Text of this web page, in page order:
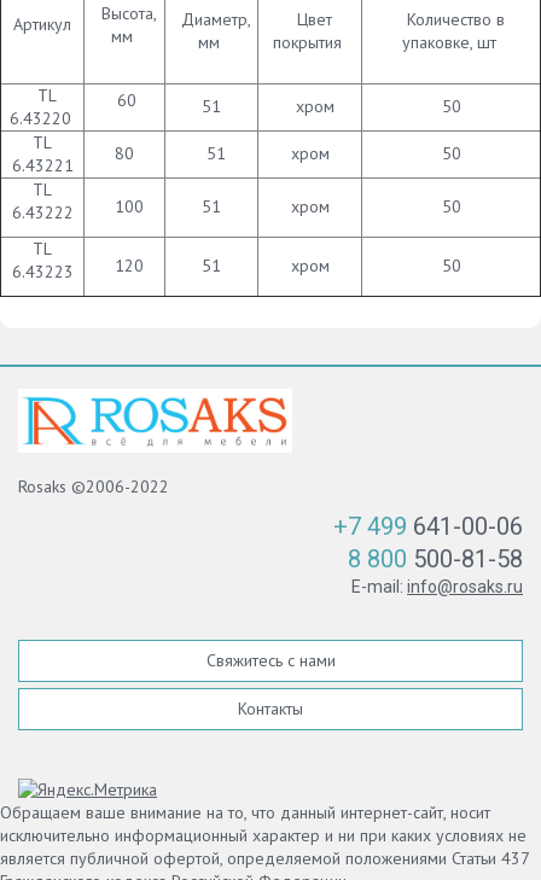
Артикул
Высота,
мм
Диаметр,
мм
Цвет
покрытия
Количество в
упаковке, шт
TL
6.43220
60 51 хром
50
TL
6.43221
80 51 хром
50
TL
6.43222
100 51 хром
50
TL
6.43223
120 51 хром 50
Rosaks ©2006-2022
+7 499 641-00-06
8 800 500-81-58
E-mail: info@rosaks.ru
Свяжитесь с нами
Контакты
Обращаем ваше внимание на то, что данный интернет-сайт, носит
исключительно информационный характер и ни при каких условиях не
является публичной офертой, определяемой положениями Статьи 437